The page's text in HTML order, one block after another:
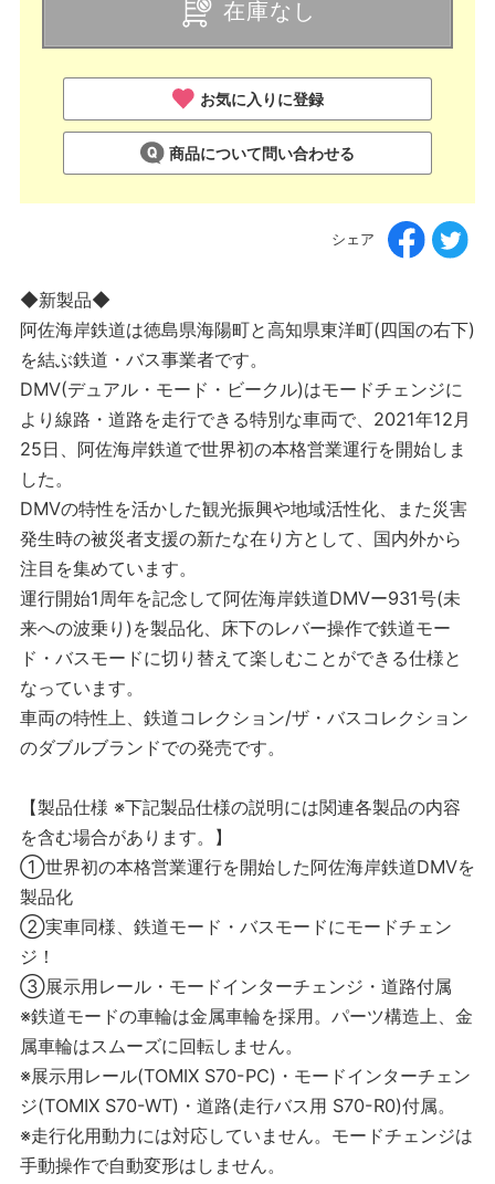
在庫なし
お気に入りに登録
商品について問い合わせる
シェア
◆新製品◆
阿佐海岸鉄道は徳島県海陽町と高知県東洋町(四国の右下)
を結ぶ鉄道・バス事業者です。
DМV(デュアル・モード・ビークル)はモードチェンジに
より線路・道路を走行できる特別な車両で、2021年12月
25日、阿佐海岸鉄道で世界初の本格営業運行を開始しま
した。
DМVの特性を活かした観光振興や地域活性化、また災害
発生時の被災者支援の新たな在り方として、国内外から
注目を集めています。
運行開始1周年を記念して阿佐海岸鉄道DМVー931号(未
来への波乗り)を製品化、床下のレバー操作で鉄道モー
ド・バスモードに切り替えて楽しむことができる仕様と
なっています。
車両の特性上、鉄道コレクション/ザ・バスコレクション
のダブルブランドでの発売です。
【製品仕様 ※下記製品仕様の説明には関連各製品の内容
を含む場合があります。】
①世界初の本格営業運行を開始した阿佐海岸鉄道DMVを
製品化
②実車同様、鉄道モード・バスモードにモードチェン
ジ！
③展示用レール・モードインターチェンジ・道路付属
※鉄道モードの車輪は金属車輪を採用。パーツ構造上、金
属車輪はスムーズに回転しません。
※展示用レール(TOMIX S70-PC)・モードインターチェン
ジ(TOMIX S70-WT)・道路(走行バス用 S70-R0)付属。
※走行化用動力には対応していません。モードチェンジは
手動操作で自動変形はしません。